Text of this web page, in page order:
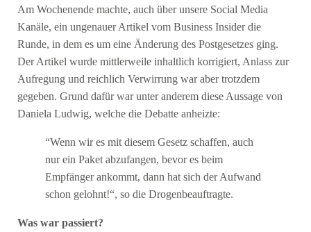
Am Wochenende machte, auch über unsere Social Media
Kanäle, ein ungenauer Artikel vom Business Insider die
Runde, in dem es um eine Änderung des Postgesetzes ging.
Der Artikel wurde mittlerweile inhaltlich korrigiert, Anlass zur
Aufregung und reichlich Verwirrung war aber trotzdem
gegeben. Grund dafür war unter anderem diese Aussage von
Daniela Ludwig, welche die Debatte anheizte:
“Wenn wir es mit diesem Gesetz schaffen, auch
nur ein Paket abzufangen, bevor es beim
Empfänger ankommt, dann hat sich der Aufwand
schon gelohnt!“, so die Drogenbeauftragte.
Was war passiert?